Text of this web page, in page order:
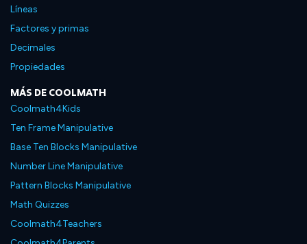
Líneas
Factores y primas
Decimales
Propiedades
MÁS DE COOLMATH
Coolmath4Kids
Ten Frame Manipulative
Base Ten Blocks Manipulative
Number Line Manipulative
Pattern Blocks Manipulative
Math Quizzes
Coolmath4Teachers